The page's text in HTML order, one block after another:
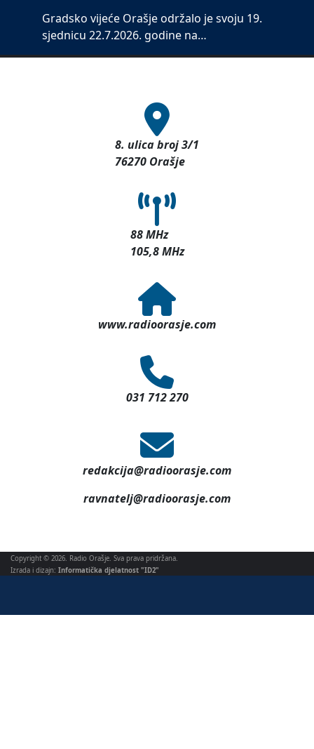
Gradsko vijeće Orašje održalo je svoju 19.
sjednicu 22.7.2026. godine na…
8. ulica broj 3/1
76270 Orašje
88 MHz
105,8 MHz
www.radioorasje.com
031 712 270
redakcija@radioorasje.com
ravnatelj@radioorasje.com
Copyright © 2026. Radio Orašje. Sva prava pridržana.
Izrada i dizajn: Informatička djelatnost "ID2"